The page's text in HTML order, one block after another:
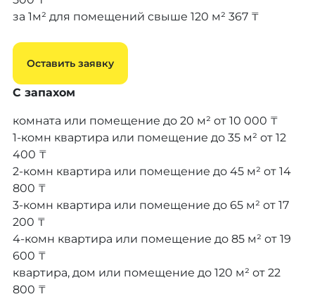
за 1м² для помещений свыше 120 м² 367 ₸
Оставить заявку
С запахом
комната или помещение до 20 м² от 10 000 ₸
1-комн квартира или помещение до 35 м² от 12
400 ₸
2-комн квартира или помещение до 45 м² от 14
800 ₸
3-комн квартира или помещение до 65 м² от 17
200 ₸
4-комн квартира или помещение до 85 м² от 19
600 ₸
квартира, дом или помещение до 120 м² от 22
800 ₸